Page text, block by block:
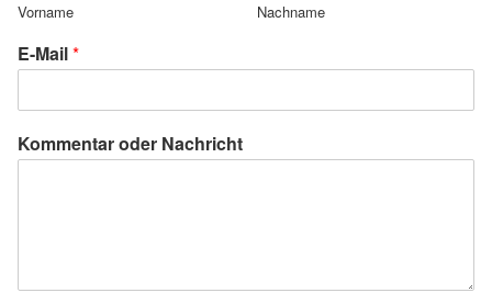
Vorname Nachname
E-Mail*
Kommentar oder Nachricht